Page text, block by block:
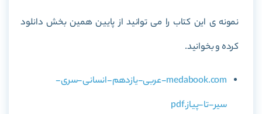
نمونه ی این کتاب را می توانید از پایین همین بخش دانلود
کرده و بخوانید.
medabook.com-عربی-یازدهم-انسانی-سری-
سیر-تا-پیاز.pdf